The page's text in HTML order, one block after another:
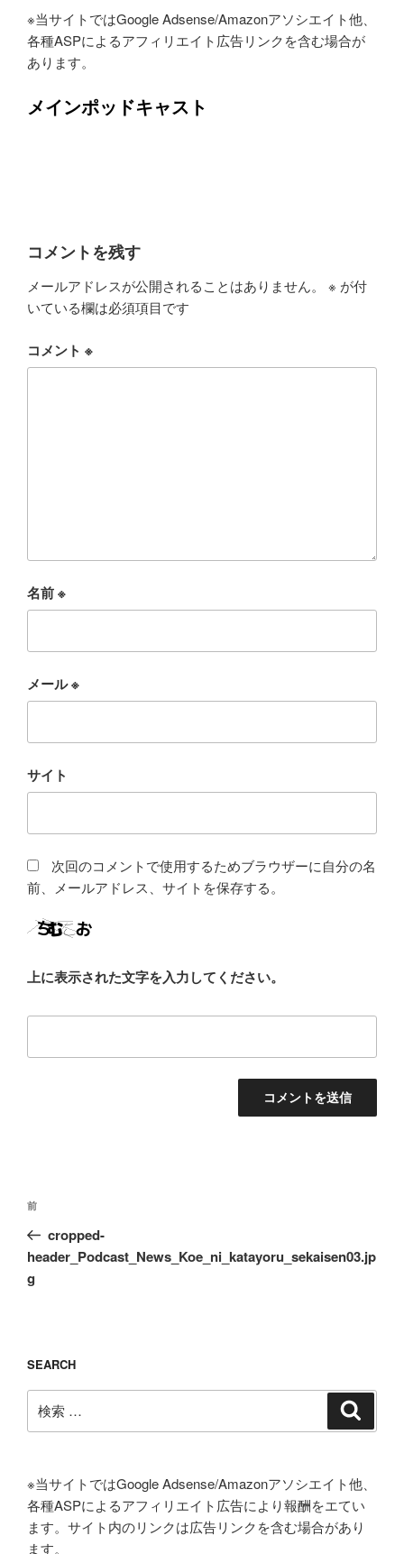
※当サイトではGoogle Adsense/Amazonアソシエイト他、
各種ASPによるアフィリエイト広告リンクを含む場合が
あります。
メインポッドキャスト
コメントを残す
メールアドレスが公開されることはありません。 ※ が付
いている欄は必須項目です
コメント ※
名前※
メール※
サイト
次回のコメントで使用するためブラウザーに自分の名
前、メールアドレス、サイトを保存する。
上に表示された文字を入力してください。
投
稿
ナ
ビ
ョ
ン
過
去
の
投
前
cropped-
header_Podcast_News_Koe_ni_katayoru_sekaisen03.jp
g
SEARCH
索:
※当サイトではGoogle Adsense/Amazonアソシエイト他、
各種ASPによるアフィリエイト広告により報酬をエてい
ます。サイト内のリンクは広告リンクを含む場合があり
ます。